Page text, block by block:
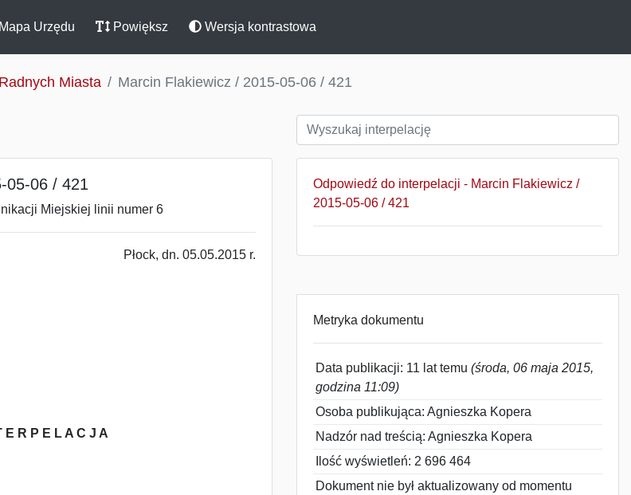
Mapa Urzędu Powiększ Wersja kontrastowa
Miasta Marcin Flakiewicz / 2015-05-06 / 421
05-06 / 421
Miejskiej linii numer 6
Płock, dn. 05.05.2015 r.
E R P E L A C J A
Odpowiedź do interpelacji - Marcin Flakiewicz /
2015-05-06 / 421
Metryka dokumentu
Data publikacji: 11 lat temu (środa, 06 maja 2015,
godzina 11:09)
Osoba publikująca: Agnieszka Kopera
Nadzór nad treścią: Agnieszka Kopera
Ilość wyświetleń: 2 696 464
Dokument nie był aktualizowany od momentu